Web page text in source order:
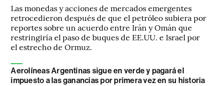
Las monedas y acciones de mercados emergentes
retrocedieron después de que el petróleo subiera por
reportes sobre un acuerdo entre Irán y Omán que
restringiría el paso de buques de EE.UU. e Israel por
el estrecho de Ormuz.
Aerolíneas Argentinas sigue en verde y pagará el
impuesto a las ganancias por primera vez en su historia